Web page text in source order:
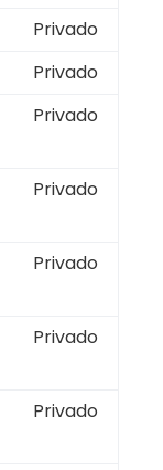
Privado
Privado
Privado
Privado
Privado
Privado
Privado